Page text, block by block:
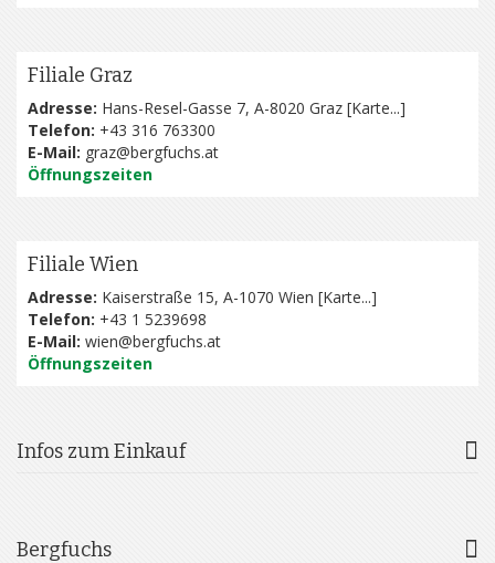
Filiale Graz
Adresse: Hans-Resel-Gasse 7, A-8020 Graz [Karte...]
Telefon: +43 316 763300
E-Mail: graz@bergfuchs.at
Öffnungszeiten
Filiale Wien
Adresse: Kaiserstraße 15, A-1070 Wien [Karte...]
Telefon: +43 1 5239698
E-Mail: wien@bergfuchs.at
Öffnungszeiten
Infos zum Einkauf
Bergfuchs